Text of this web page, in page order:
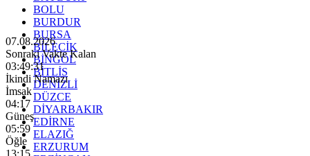
BOLU
BURDUR
BURSA
BİLECİK
BİNGÖL
BİTLİS
DENİZLİ
DÜZCE
DİYARBAKIR
EDİRNE
ELAZIĞ
ERZURUM
07.08.2026
Sonraki Vakte Kalan
03:49:29
İkindi Namazı
İmsak
04:17
Güneş
05:59
Öğle
13:15